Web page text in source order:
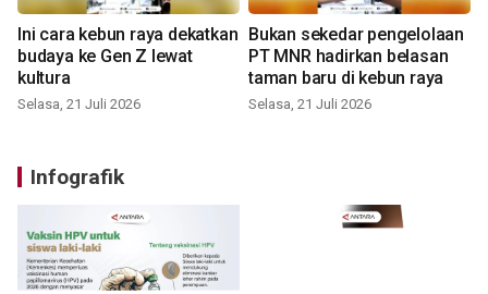
Ini cara kebun raya dekatkan
budaya ke Gen Z lewat
kultura
Selasa, 21 Juli 2026
Bukan sekedar pengelolaan
PT MNR hadirkan belasan
taman baru di kebun raya
Selasa, 21 Juli 2026
Infografik